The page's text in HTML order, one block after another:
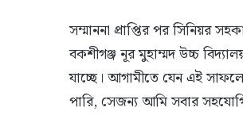
সম্মাননা প্রাপ্তির পর সিনিয়র
বকশীগঞ্জ নূর মুহাম্মদ উচ্চ
যাচ্ছে। আগামীতে যেন এই
পারি, সেজন্য আমি সবার